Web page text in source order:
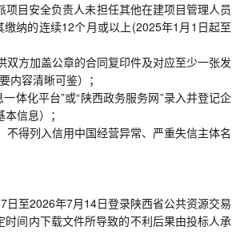
目安全负责人未担任其他在建项目管理人员
纳的连续12个月或以上(2025年1月1日起至
方加盖公章的合同复印件及对应至少一张发
容清晰可鉴）；
体化平台”或“陕西政务服务网”录入并登记企
信息）；
得列入信用中国经营异常、严重失信主体名
至2026年7月14日登录陕西省公共资源交易
间内下载文件所导致的不利后果由投标人承